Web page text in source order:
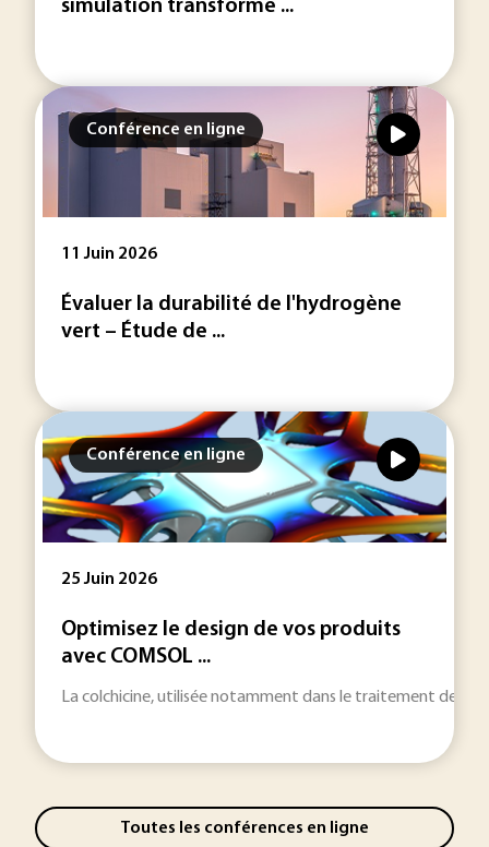
simulation transforme ...
Conférence en ligne
11 Juin 2026
Évaluer la durabilité de l'hydrogène
vert – Étude de ...
Conférence en ligne
25 Juin 2026
Optimisez le design de vos produits
avec COMSOL ...
La colchicine, utilisée notamment dans le traitement de la
Toutes les conférences en ligne